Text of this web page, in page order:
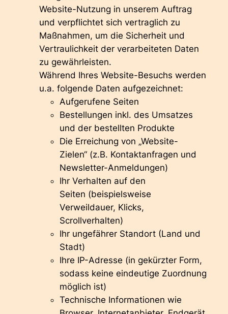
Website-Nutzung in unserem Auftrag
und verpflichtet sich vertraglich zu
Maßnahmen, um die Sicherheit und
Vertraulichkeit der verarbeiteten Daten
zu gewährleisten.
Während Ihres Website-Besuchs werden
u.a. folgende Daten aufgezeichnet:
Aufgerufene Seiten
Bestellungen inkl. des Umsatzes
und der bestellten Produkte
Die Erreichung von „Website-
Zielen“ (z.B. Kontaktanfragen und
Newsletter-Anmeldungen)
Ihr Verhalten auf den
Seiten (beispielsweise
Verweildauer, Klicks,
Scrollverhalten)
Ihr ungefährer Standort (Land und
Stadt)
Ihre IP-Adresse (in gekürzter Form,
sodass keine eindeutige Zuordnung
möglich ist)
Technische Informationen wie